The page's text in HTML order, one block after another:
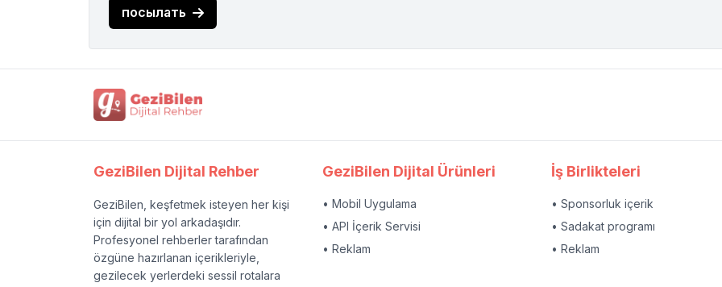
посылать
GeziBilen Dijital Rehber
GeziBilen, keşfetmek isteyen her kişi
için dijital bir yol arkadaşıdır.
Profesyonel rehberler tarafından
özgüne hazırlanan içerikleriyle,
gezilecek yerlerdeki sessil rotalara
GeziBilen Dijital Ürünleri
• Mobil Uygulama
• API İçerik Servisi
• Reklam
İş Birlikteleri
• Sponsorluk içerik
• Sadakat programı
• Reklam